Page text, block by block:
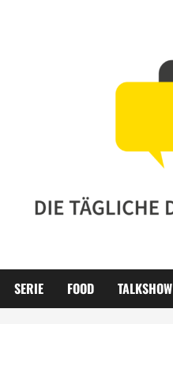
SERIE FOOD TALKSHOW